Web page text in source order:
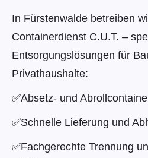
In Fürstenwalde betreiben
Containerdienst C.U.T. –
Entsorgungslösungen für
Privathaushalte:
✅Absetz- und
✅Schnelle Lieferung und
✅Fachgerechte Trennung